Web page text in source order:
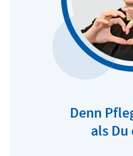
Denn
als